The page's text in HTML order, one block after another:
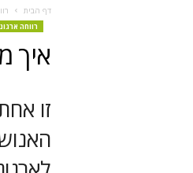
דף הבית
רווחה
איך
זו